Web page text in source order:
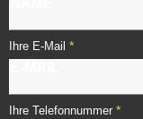
Ihre E-Mail *
Ihre Telefonnummer *